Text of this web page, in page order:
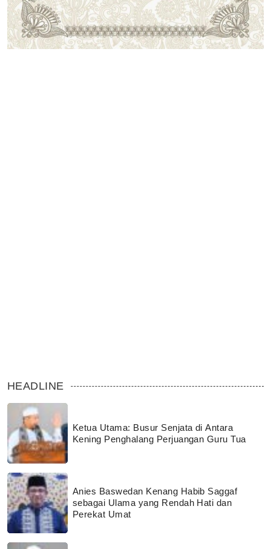
HEADLINE
Ketua Utama: Busur Senjata di Antara
Kening Penghalang Perjuangan Guru Tua
Anies Baswedan Kenang Habib Saggaf
sebagai Ulama yang Rendah Hati dan
Perekat Umat